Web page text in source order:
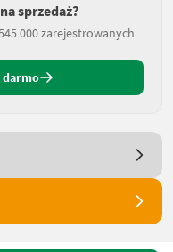
sprzedaż?
000 zarejestrowanych
darmo